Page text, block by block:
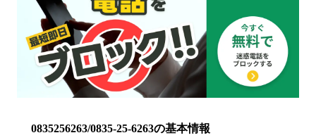
0835256263/0835-25-6263の基本情報